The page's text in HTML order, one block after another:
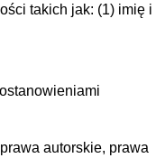
takich jak: (1) imię i
autorskie, prawa